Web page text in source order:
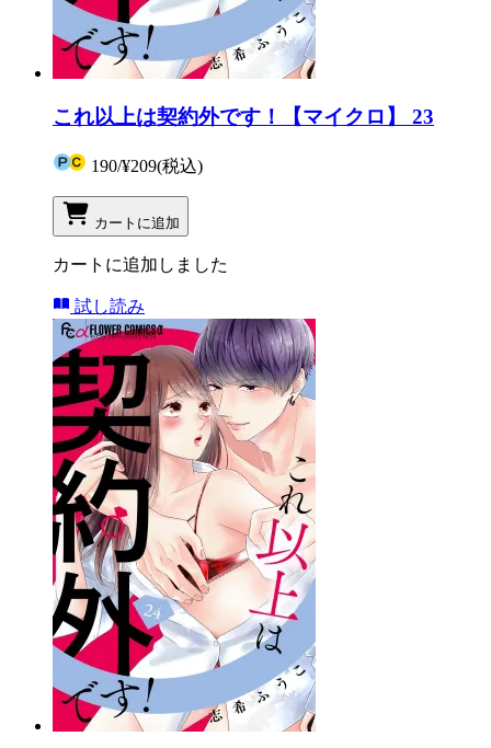
これ以上は契約外です！【マイクロ】 23
190/¥209(税込)
カートに追加
カートに追加しました
試し読み